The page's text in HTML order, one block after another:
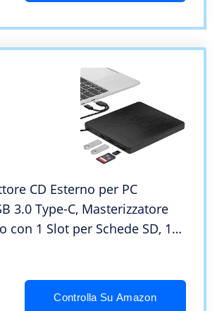
CD Esterno per PC
3.0 Type-C, Masterizzatore
con 1 Slot per Schede SD, 1
USB, DVD 8XCD 24XSuper
Controlla Su Amazon